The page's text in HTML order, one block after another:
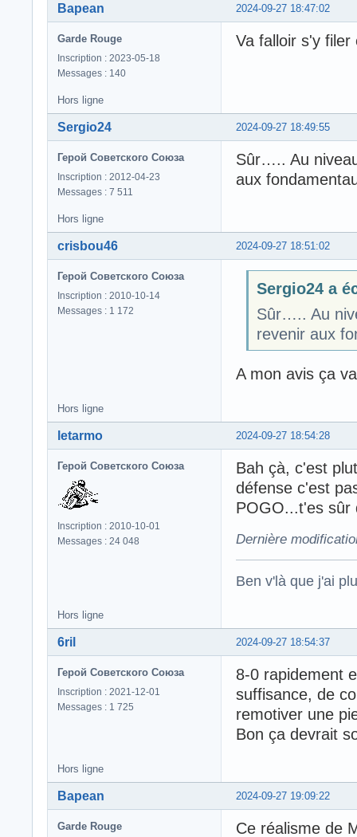
2024-09-27 18:47:02
Bapean
Garde Rouge
Inscription : 2023-05-18
Messages : 140
Va falloir s'y
Hors ligne
2024-09-27 18:49:55
Sergio24
Герой Советского Союза
Inscription : 2012-04-23
Messages : 7 511
Sûr….. Au
aux
Hors ligne
2024-09-27 18:51:02
crisbou46
Герой Советского Союза
Inscription : 2010-10-14
Messages : 1 172
Sergio24 a
Sûr….. Au
revenir aux
A mon avis ça
Hors ligne
2024-09-27 18:54:28
letarmo
Герой Советского Союза
Inscription : 2010-10-01
Messages : 24 048
Bah çà, c'est
défense c'est
POGO...t'es
Dernière
Ben v'là que j'ai
Hors ligne
2024-09-27 18:54:37
6ril
Герой Советского Союза
Inscription : 2021-12-01
Messages : 1 725
8-0 rapidement
suffisance, de
remotiver une
Bon ça devrait
Hors ligne
2024-09-27 19:09:22
Bapean
Garde Rouge Ce réalisme de